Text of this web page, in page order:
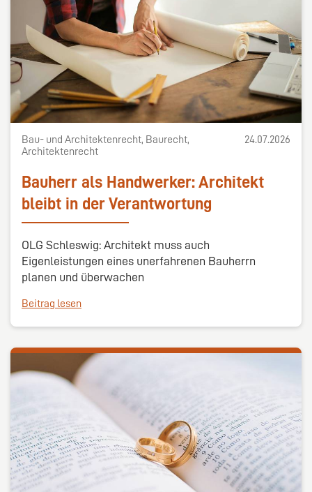
Bau- und Architektenrecht, Baurecht,
Architektenrecht
24.07.2026
Bauherr als Handwerker: Architekt
bleibt in der Verantwortung
OLG Schleswig: Architekt muss auch
Eigenleistungen eines unerfahrenen Bauherrn
planen und überwachen
Beitrag lesen